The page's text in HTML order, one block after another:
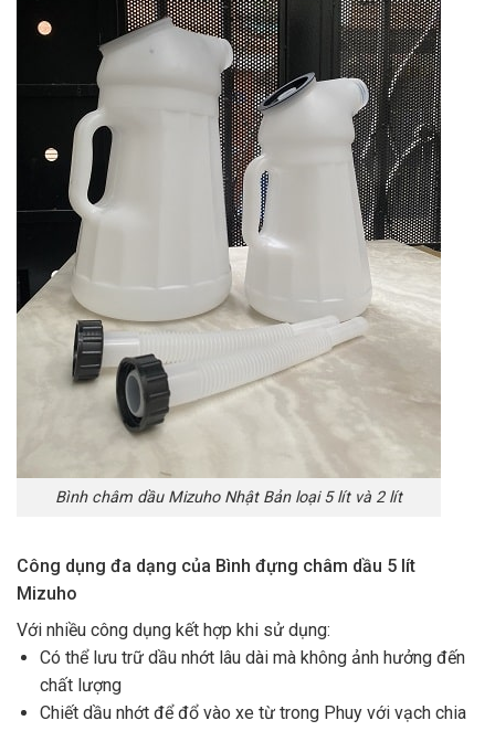
Bình châm dầu Mizuho Nhật Bản loại 5 lít và 2 lít
Công dụng đa dạng của Bình đựng châm dầu 5 lít
Mizuho
Với nhiều công dụng kết hợp khi sử dụng:
Có thể lưu trữ dầu nhớt lâu dài mà không ảnh hưởng đến
chất lượng
Chiết dầu nhớt để đổ vào xe từ trong Phuy với vạch chia